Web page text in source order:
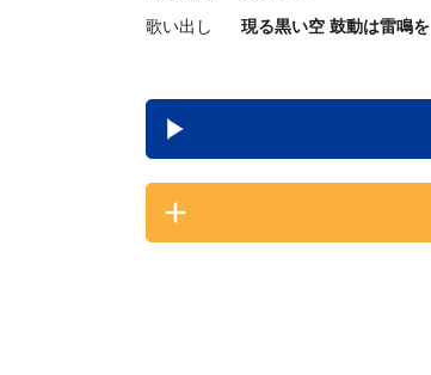
歌い出し
現る黒い空 鼓動は雷鳴を